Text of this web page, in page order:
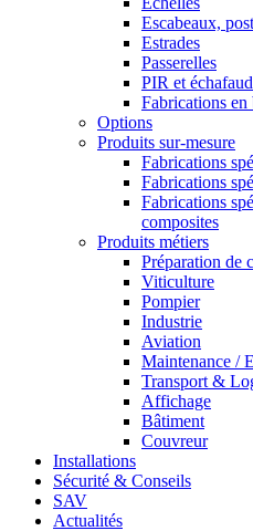
Escabeaux,
Estrades
Passerelles
PIR et
Fabrications en
Options
Produits sur-mesure
Fabrications
Fabrications
Fabrications
composites
Produits métiers
Préparation de
Viticulture
Pompier
Industrie
Aviation
Maintenance /
Transport &
Affichage
Bâtiment
Couvreur
Installations
Sécurité & Conseils
SAV
Actualités